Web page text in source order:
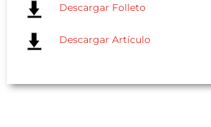
Descargar Folleto
Descargar Artículo